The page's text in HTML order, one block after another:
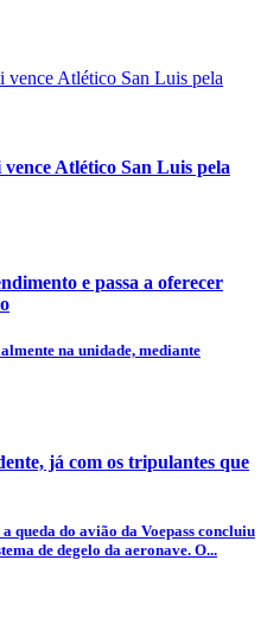
Atlético San Luis pela
e passa a oferecer
na unidade, mediante
já com os tripulantes que
queda do avião da Voepass concluiu
de degelo da aeronave. O...